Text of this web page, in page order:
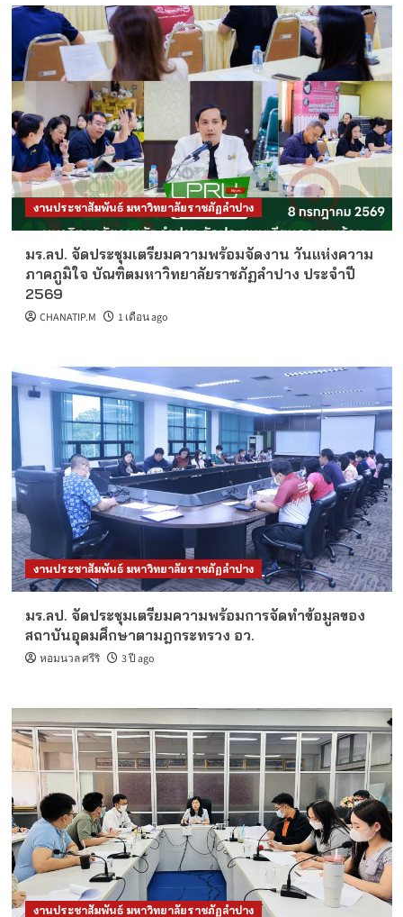
งานประชาสัมพันธ์ มหาวิทยาลัยราชภัฏลำปาง
มร.ลป. จัดประชุมเตรียมความพร้อมจัดงาน วันแห่งความ
ภาคภูมิใจ บัณฑิตมหาวิทยาลัยราชภัฏลำปาง ประจำปี
2569
CHANATIP.M 1 เดือน ago
งานประชาสัมพันธ์ มหาวิทยาลัยราชภัฏลำปาง
มร.ลป. จัดประชุมเตรียมความพร้อมการจัดทำข้อมูลของ
สถาบันอุดมศึกษาตามฎกระทรวง อว.
หอมนวล ศรีริ 3 ปี ago
งานประชาสัมพันธ์ มหาวิทยาลัยราชภัฏลำปาง